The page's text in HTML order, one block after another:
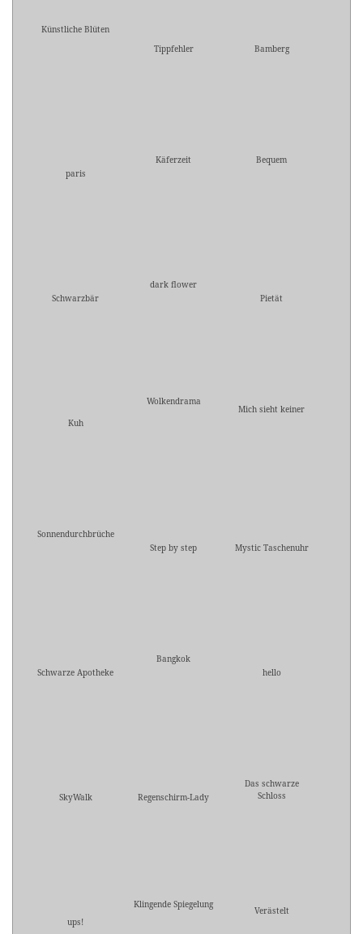
Künstliche Blüten
Tippfehler
Bamberg
paris
Käferzeit Bequem
Schwarzbär
dark flower
Pietät
Kuh
Wolkendrama
Mich sieht keiner
Sonnendurchbrüche
Step by step
Mystic Taschenuhr
Schwarze Apotheke
Bangkok
hello
SkyWalk Regenschirm-Lady
Das schwarze
Schloss
ups!
Klingende Spiegelung
Verästelt